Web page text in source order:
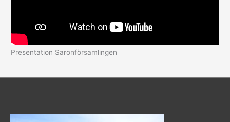
Presentation Saronförsamlingen